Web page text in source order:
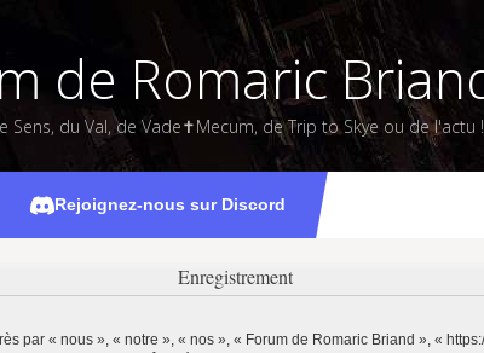
de Romaric
Sens, du Val, de Vade✝Mecum, de Trip to Skye ou de l'actu !
Rejoignez-nous sur Discord
Enregistrement
par « nous », « notre », « nos », « Forum de Romaric Briand », «